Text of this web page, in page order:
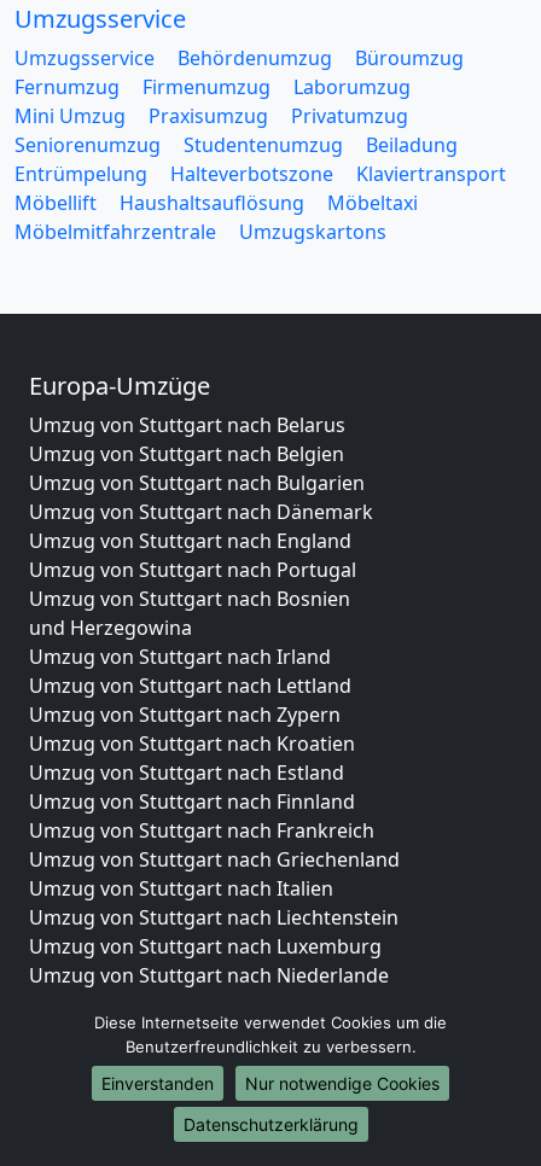
Umzugsservice
Umzugsservice Behördenumzug
Büroumzug
Fernumzug
Firmenumzug
Laborumzug
Mini Umzug
Praxisumzug
Privatumzug
Seniorenumzug
Studentenumzug
Beiladung
Entrümpelung
Halteverbotszone
Klaviertransport
Möbellift
Haushaltsauflösung
Möbeltaxi
Möbelmitfahrzentrale
Umzugskartons
Europa-Umzüge
Umzug von Stuttgart nach Belarus
Umzug von Stuttgart nach Belgien
Umzug von Stuttgart nach Bulgarien
Umzug von Stuttgart nach Dänemark
Umzug von Stuttgart nach England
Umzug von Stuttgart nach Portugal
Umzug von Stuttgart nach Bosnien
und Herzegowina
Umzug von Stuttgart nach Irland
Umzug von Stuttgart nach Lettland
Umzug von Stuttgart nach Zypern
Umzug von Stuttgart nach Kroatien
Umzug von Stuttgart nach Estland
Umzug von Stuttgart nach Finnland
Umzug von Stuttgart nach Frankreich
Umzug von Stuttgart nach Griechenland
Umzug von Stuttgart nach Italien
Umzug von Stuttgart nach Liechtenstein
Umzug von Stuttgart nach Luxemburg
Umzug von Stuttgart nach Niederlande
Umzüge-Deutschlandweit
Umzug von Stuttgart nach Berlin
Umzug von Stuttgart nach Hamburg
Umzug von Stuttgart nach München
Diese Internetseite verwendet Cookies um die
Benutzerfreundlichkeit zu verbessern.
Einverstanden
Nur notwendige Cookies
Datenschutzerklärung